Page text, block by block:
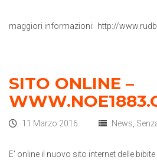
maggiori informazioni: http://
SITO ONLINE –
11 Marzo 2016 News,
E’ online il nuovo sito internet delle